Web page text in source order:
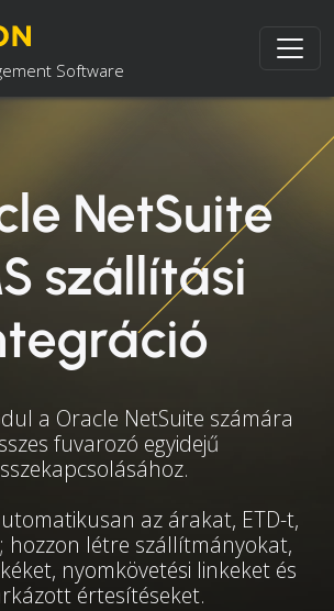
Software
NetSuite
szállítási
a Oracle NetSuite számára
fuvarozó egyidejű
az árakat, ETD-t,
hozzon létre szállítmányokat,
nyomkövetési linkeket és
értesítéseket.